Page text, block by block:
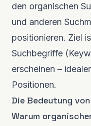
den organischen
und anderen
positionieren. Ziel
Suchbegriffe
erscheinen –
Positionen.
Die Bedeutung
Warum